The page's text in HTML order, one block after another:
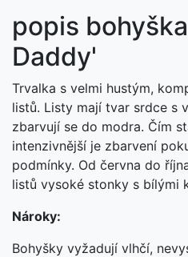
popis
Daddy'
Trvalka s velmi hustým,
listů. Listy mají tvar srdce s
zbarvují se do modra. Čím
intenzivnější je zbarvení
podmínky. Od června do
listů vysoké stonky s bílými
Nároky:
Bohyšky vyžadují vlhčí,